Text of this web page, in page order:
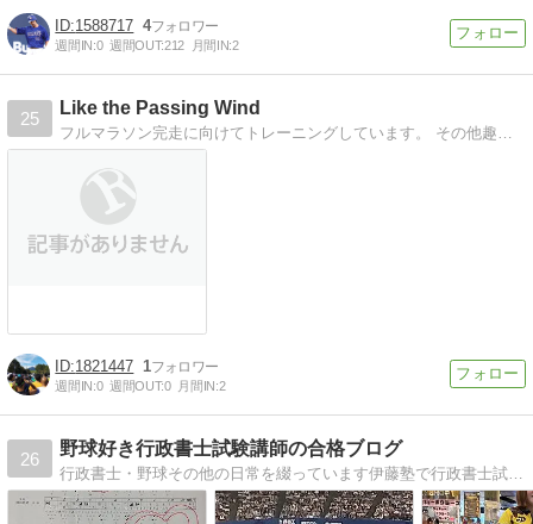
1588717 4
週間IN:0 週間OUT:212 月間IN:2
25
Like the Passing Wind
1821447 1
週間IN:0 週間OUT:0 月間IN:2
26
野球好き行政書士試験講師の合格ブログ
行政書士・野球その他の日常を綴っています伊藤塾で行政書士試験の受験指導を行っている久木田淳のブログです。